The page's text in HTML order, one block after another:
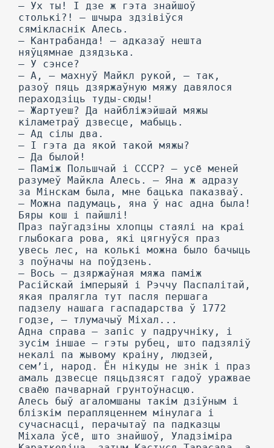
— Ух ты! I дзе ж гэта знайшоў
столькі?! — шчыра здзівіўся
сямікласнік Алесь.
— Кантрабанда! — адказаў нешта
няўцямнае дзядзька.
— У сэнсе?
— А, — махнуў Майкл рукой, — так,
разоў пяць дзяржаўную мяжу давялося
пераходзіць туды-сюды!
— Жартуеш? Да найбліжэйшай мяжы
кіламетраў дзвесце, мабыць.
— Ад сілы два.
— I гэта да якой такой мяжы?
— Да былой!
— Паміж Польшчай і СССР? — усё меней
разумеў Майкла Алесь. — Яна ж адразу
за Мінскам была, мне бацька паказваў.
— Можна падумаць, яна ў нас адна была!
Бяры кош і пайшлі!
Праз паўгадзіны хлопцы стаялі на краі
глыбокага рова, які цягнуўся праз
увесь лес, на колькі можна было бачыць
з поўначы на поўдзень.
— Вось — дзяржаўная мяжа паміж
Расійскай імперыяй і Рэччу Паспалітай,
якая пралягла тут пасля першага
падзелу нашага гаспадарства ў 1772
годзе, — тлумачыў Міхал...
Адна справа — запіс у падручніку, і
зусім іншае — гэты рубец, што падзяліў
некалі па жывому краіну, людзей,
сем’і, народ. Ён нікуды не знік і праз
амаль дзвесце пяцьдзясят гадоў уражвае
сваёю пачварнай грунтоўнасцю.
Алесь быў агаломшаны такім дзіўным і
блізкім перапляценнем мінулага і
сучаснасці, перачытаў па падказцы
Міхала ўсё, што знайшоў, Уладзіміра